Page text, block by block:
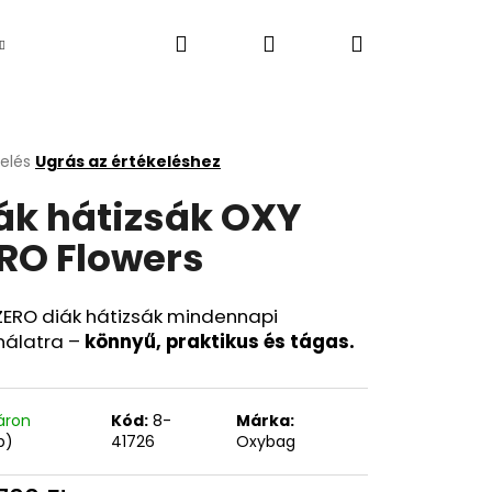
KeresésBejelentkezés
Kosár
Ugrás az értékeléshez
hátizsák OXY
Flowers
diák hátizsák mindennapi
– könnyű, praktikus és tágas.
Kód: 8-
41726
Márka:
OxybagKövetkező